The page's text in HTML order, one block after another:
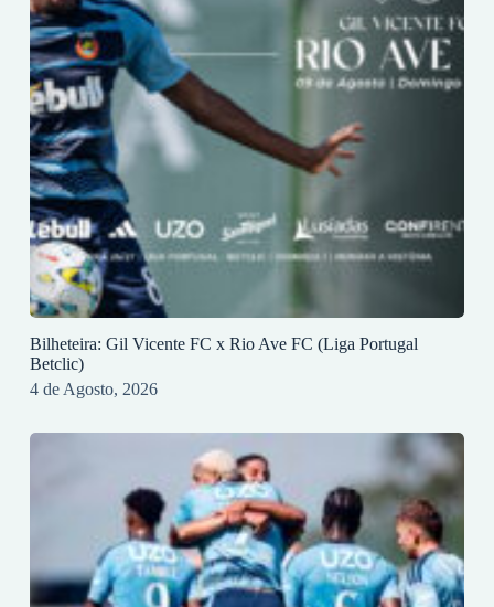
Bilheteira: Gil Vicente FC x Rio Ave FC (Liga Portugal
Betclic)
4 de Agosto, 2026